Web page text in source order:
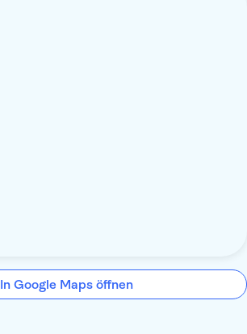
In Google Maps öffnen